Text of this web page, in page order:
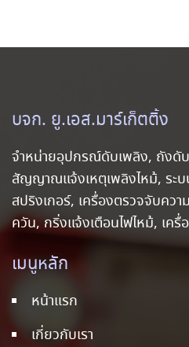
บจก. ยู.เอส.มาร์เก็ตติ้ง
จำหน่ายอุปกรณ์ดับเพลิง, ถังดั
สัญญาณแจ้งเหตุเพลิงไหม้, ระ
สปริงเกอร์, เครื่องตรวจจับคว
ควัน, กริ่งแจ้งเตือนไฟไหม้, เครื่
เมนูหลัก
หน้าแรก
เกี่ยวกับเรา